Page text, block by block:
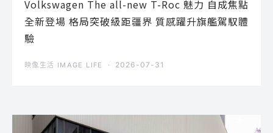
Volkswagen The all-new T-Roc 魅力 自成焦點
全新登場 格局突破級距疆界 質感躍升旗艦駕馭體
驗
映像生活 IMAGE LIFE 2026-07-31